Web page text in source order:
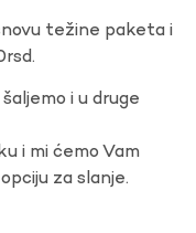
težine paketa i
i u druge
i mi ćemo Vam
za slanje.